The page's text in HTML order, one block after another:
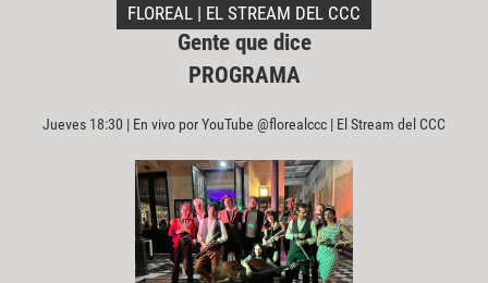
FLOREAL | EL STREAM DEL CCC
Gente que dice
PROGRAMA
Jueves 18:30 | En vivo por YouTube @florealccc | El Stream del CCC